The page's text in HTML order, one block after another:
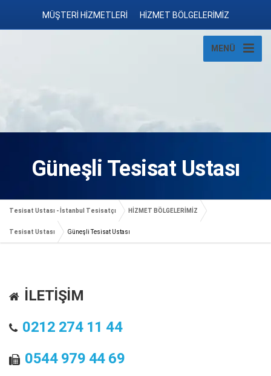
MÜŞTERİ HİZMETLERİ HİZMET BÖLGELERİMİZ
MENÜ
Güneşli Tesisat Ustası
Tesisat Ustası - İstanbul Tesisatçı HİZMET BÖLGELERİMİZ
Tesisat Ustası Güneşli Tesisat Ustası
İLETİŞİM
0212 274 11 44
0544 979 44 69